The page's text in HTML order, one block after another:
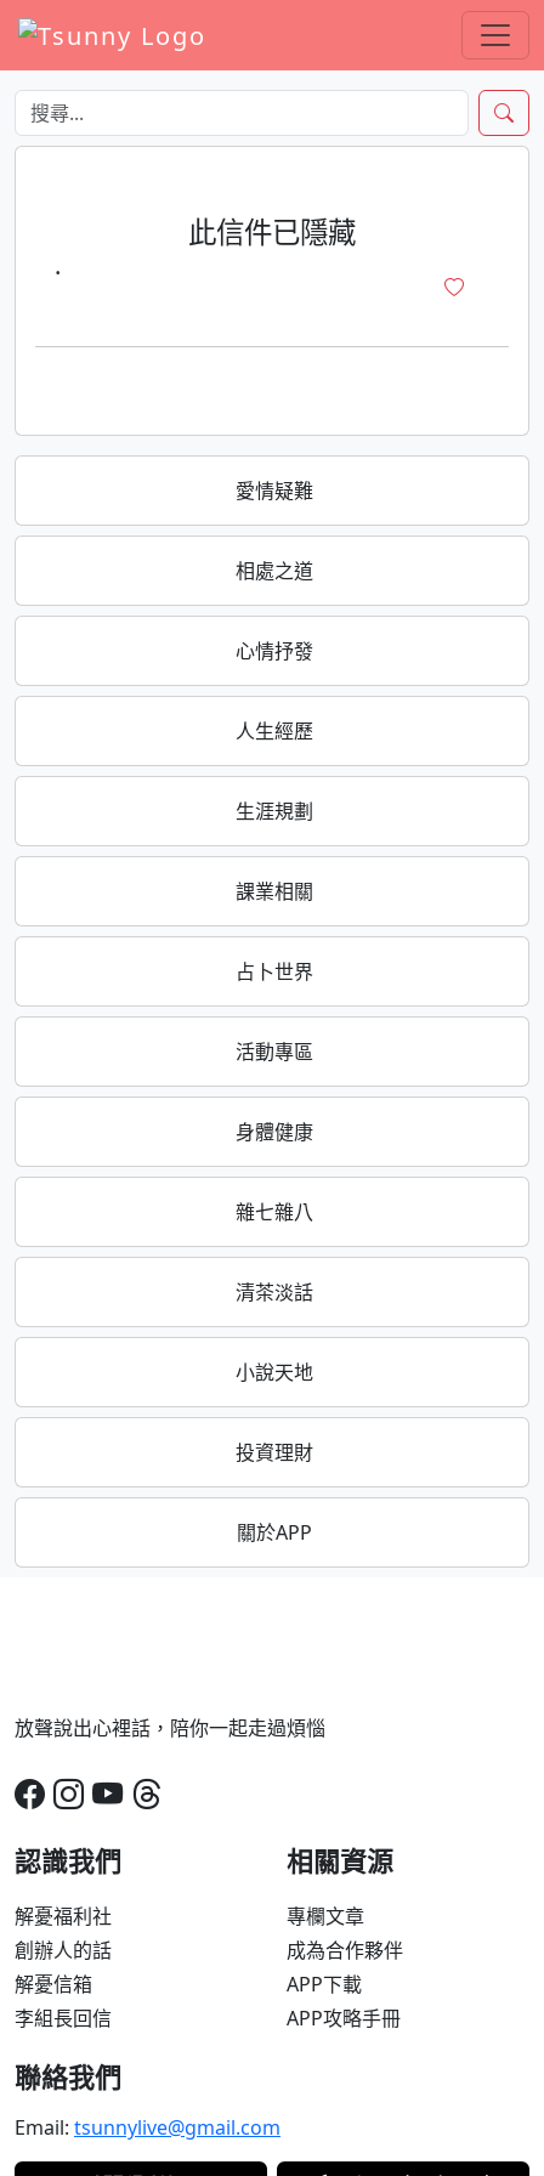
愛情疑難
相處之道
心情抒發
人生經歷
生涯規劃
課業相關
占卜世界
活動專區
身體健康
雜七雜八
清茶淡話
小說天地
投資理財
關於APP
此信件已隱藏
·
放聲說出心裡話，陪你一起走過煩惱
認識我們
解憂福利社
創辦人的話
解憂信箱
李組長回信
相關資源
專欄文章
成為合作夥伴
APP下載
APP攻略手冊
聯絡我們
Email: tsunnylive@gmail.com